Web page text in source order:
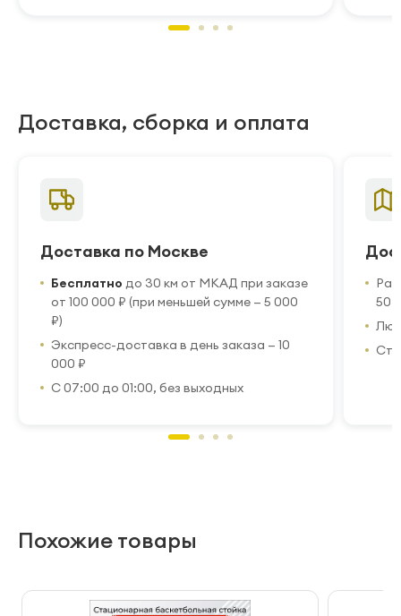
Доставка, сборка и оплата
Доставка по Москве
Бесплатно до 30 км от МКАД при заказе
от 100 000 ₽ (при меньшей сумме — 5 000
₽)
Экспресс-доставка в день заказа — 10
000 ₽
С 07:00 до 01:00, без выходных
50
Похожие товары